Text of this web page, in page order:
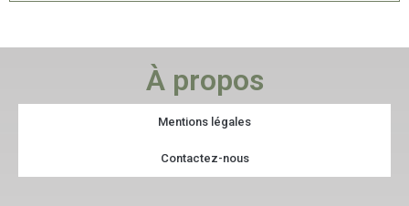
À propos
Mentions légales
Contactez-nous